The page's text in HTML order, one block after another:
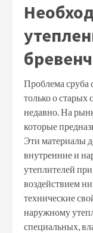
Проблема сруба
только о старых
недавно. На
которые
Эти материалы
внутренние и
утеплителей
воздействием
технические
наружному
специальных,